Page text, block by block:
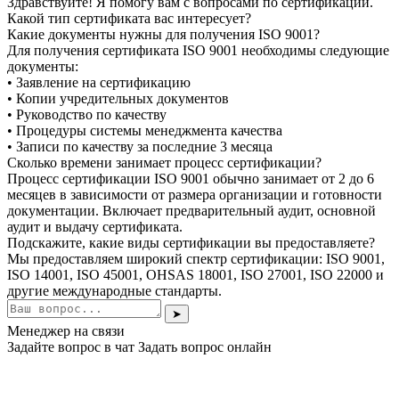
Какой тип сертификата вас интересует?
Какие документы нужны для получения ISO 9001?
Для получения сертификата ISO 9001 необходимы следующие
документы:
• Заявление на сертификацию
• Копии учредительных документов
• Руководство по качеству
• Процедуры системы менеджмента качества
• Записи по качеству за последние 3 месяца
Сколько времени занимает процесс сертификации?
Процесс сертификации ISO 9001 обычно занимает от 2 до 6
месяцев в зависимости от размера организации и готовности
документации. Включает предварительный аудит, основной
аудит и выдачу сертификата.
Подскажите, какие виды сертификации вы предоставляете?
Мы предоставляем широкий спектр сертификации: ISO 9001,
ISO 14001, ISO 45001, OHSAS 18001, ISO 27001, ISO 22000 и
другие международные стандарты.
➤
Менеджер на связи
Задайте вопрос в чат Задать вопрос онлайн